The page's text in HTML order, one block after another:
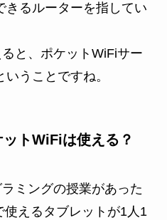
きるルーターを指してい
と、ポケットWiFiサー
うことですね。
トWiFiは使える？
ミングの授業があった
使えるタブレットが1人1